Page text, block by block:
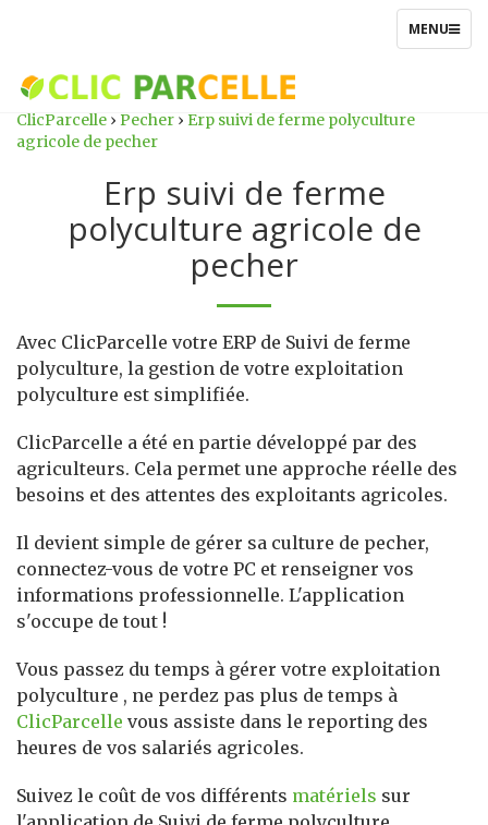
TOGGLE
MENU
ClicParcelle › Pecher › Erp suivi de ferme polyculture
agricole de pecher
Erp suivi de ferme
polyculture agricole de
pecher
Avec ClicParcelle votre ERP de Suivi de ferme
polyculture, la gestion de votre exploitation
polyculture est simplifiée.
ClicParcelle a été en partie développé par des
agriculteurs. Cela permet une approche réelle des
besoins et des attentes des exploitants agricoles.
Il devient simple de gérer sa culture de pecher,
connectez-vous de votre PC et renseigner vos
informations professionnelle. L'application
s'occupe de tout !
Vous passez du temps à gérer votre exploitation
polyculture , ne perdez pas plus de temps à
ClicParcelle vous assiste dans le reporting des
heures de vos salariés agricoles.
Suivez le coût de vos différents matériels sur